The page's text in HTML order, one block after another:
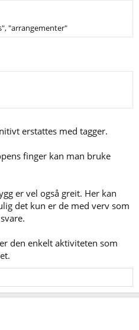
"arrangementer"
erstattes med tagger.
finger kan man bruke
er vel også greit. Her kan
det kun er de med verv som
den enkelt aktiviteten som